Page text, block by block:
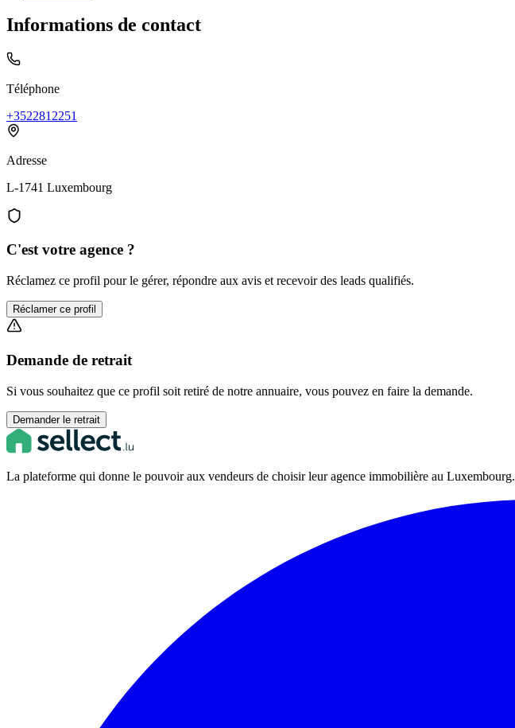
Informations de contact
Téléphone
+3522812251
Adresse
L-1741 Luxembourg
C'est votre agence ?
Réclamez ce profil pour le gérer, répondre aux avis et recevoir des leads qualifiés.
Réclamer ce profil
Demande de retrait
Si vous souhaitez que ce profil soit retiré de notre annuaire, vous pouvez en faire la demande.
Demander le retrait
La plateforme qui donne le pouvoir aux vendeurs de choisir leur agence immobilière au Luxembourg.